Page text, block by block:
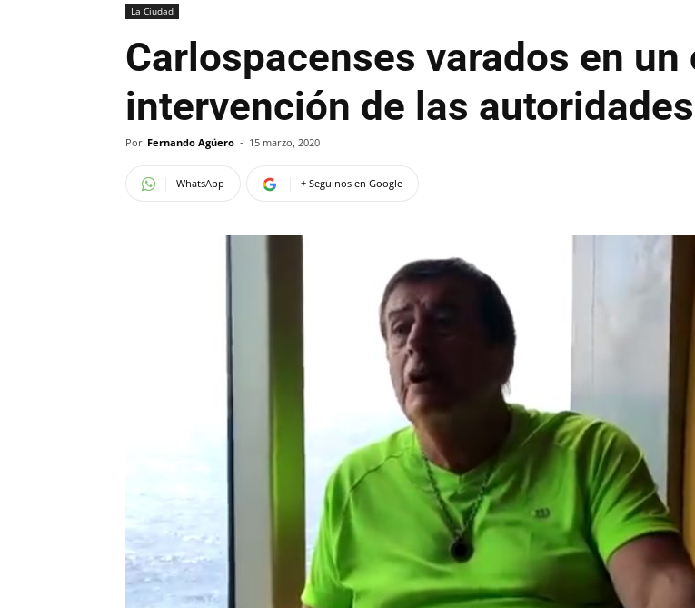
La Ciudad
Carlospacenses varados en
intervención de las
Por Fernando Agüero - 15 marzo, 2020
WhatsApp + Seguinos en Google